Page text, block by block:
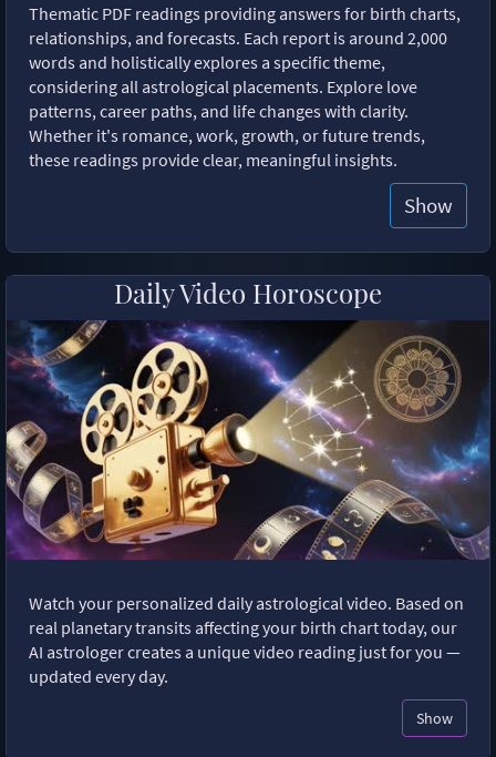
Thematic PDF readings providing answers for birth charts,
relationships, and forecasts. Each report is around 2,000
words and holistically explores a specific theme,
considering all astrological placements. Explore love
patterns, career paths, and life changes with clarity.
Whether it's romance, work, growth, or future trends,
these readings provide clear, meaningful insights.
Show
Daily Video Horoscope
Watch your personalized daily astrological video. Based on
real planetary transits affecting your birth chart today, our
AI astrologer creates a unique video reading just for you —
updated every day.
Show